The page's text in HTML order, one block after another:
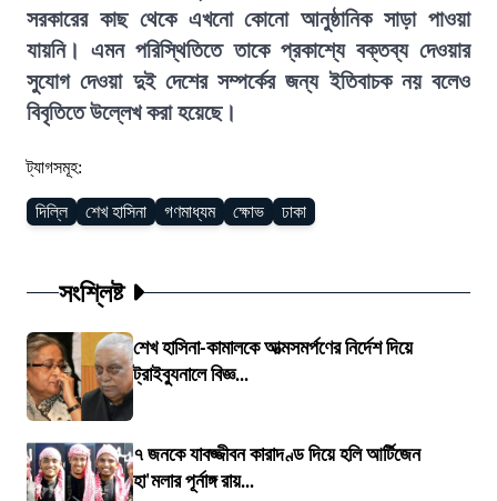
সরকারের কাছ থেকে এখনো কোনো আনুষ্ঠানিক সাড়া পাওয়া
যায়নি। এমন পরিস্থিতিতে তাকে প্রকাশ্যে বক্তব্য দেওয়ার
সুযোগ দেওয়া দুই দেশের সম্পর্কের জন্য ইতিবাচক নয় বলেও
বিবৃতিতে উল্লেখ করা হয়েছে।
ট্যাগসমূহ:
দিল্লি শেখ হাসিনা গণমাধ্যম ক্ষোভ ঢাকা
সংশ্লিষ্ট
শেখ হাসিনা-কামালকে আত্মসমর্পণের নির্দেশ দিয়ে
ট্রাইব্যুনালে বিজ্ঞ...
৭ জনকে যাবজ্জীবন কারাদণ্ড দিয়ে হলি আর্টিজেন
হা'মলার পূর্নাঙ্গ রায়...